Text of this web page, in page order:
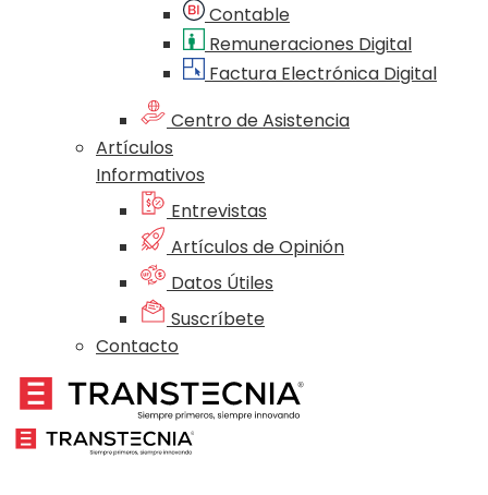
Contable
Remuneraciones Digital
Factura Electrónica Digital
Centro de Asistencia
Artículos
Informativos
Entrevistas
Artículos de Opinión
Datos Útiles
Suscríbete
Contacto